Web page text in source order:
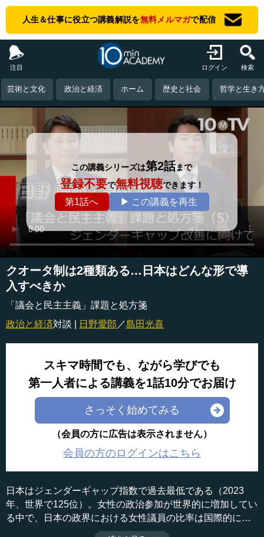
人生＆仕事に役立つ講義解説を無料メルマガで配信
注目 ログイン 検索
芸術と文化 政治と経済 ホーム 歴史と社会 哲学と生き
この講義シリーズは第2話まで
登録不要で無料視聴できます！
第1話へ ▶ この講義を再生
クオータ制は2種類ある…日本はどんな形で導
入すべきか
「議会と民主主義」課題と処方箋
政治と経済対談 | 日野愛郎 ／島田光喜
スキマ時間でも、ながら学びでも
第一人者による講義を1話10分でお届け
さっそく始めてみる
（会員の方に広告は表示されません）
会員の方のログインはこちら
日本はジェンダーギャップ指数で過去最低である（2023
年、世界で125位）。女性の政治参加が世界的に増加してい
る中で、日本の政界における女性議員の比率は国際的に見
て圧倒的に低い。その要因としては、ロールモデルの不足